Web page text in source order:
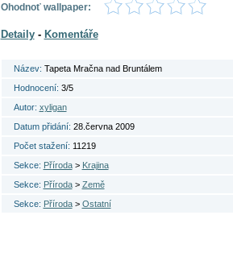
Ohodnoť wallpaper:
Detaily- Komentáře
Název: Tapeta Mračna nad Bruntálem
Hodnocení: 3/5
Autor: xyligan
Datum přidání: 28.června 2009
Počet stažení: 11219
Sekce: Příroda> Krajina
Sekce: Příroda> Země
Sekce: Příroda> Ostatní